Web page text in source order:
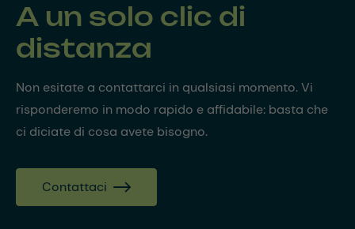
A un solo clic di
distanza
Non esitate a contattarci in qualsiasi momento. Vi
risponderemo in modo rapido e affidabile: basta che
ci diciate di cosa avete bisogno.
Contattaci